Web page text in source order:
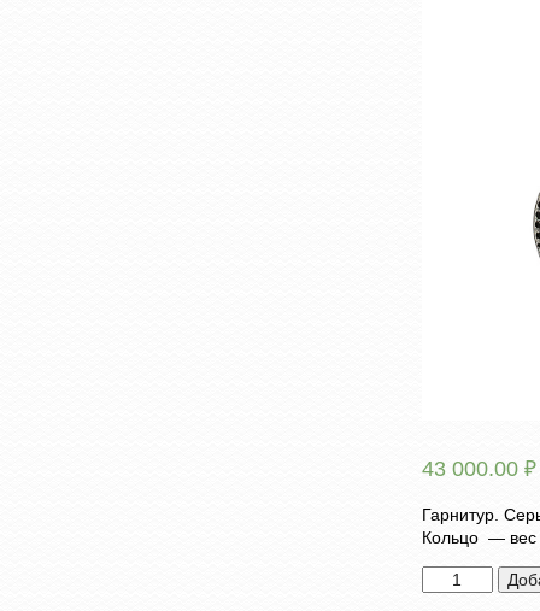
43 000.00 ₽
Гарнитур.
Кольцо — вес
Количество
товара